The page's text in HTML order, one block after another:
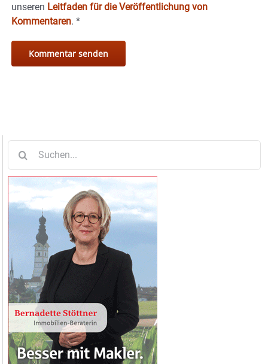
unseren Leitfaden für die Veröffentlichung von
Kommentaren. *
nach: